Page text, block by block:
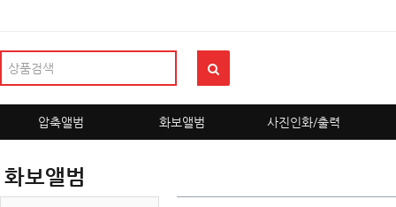
압축앨범 화보앨범 사진인화/출력
화보앨범